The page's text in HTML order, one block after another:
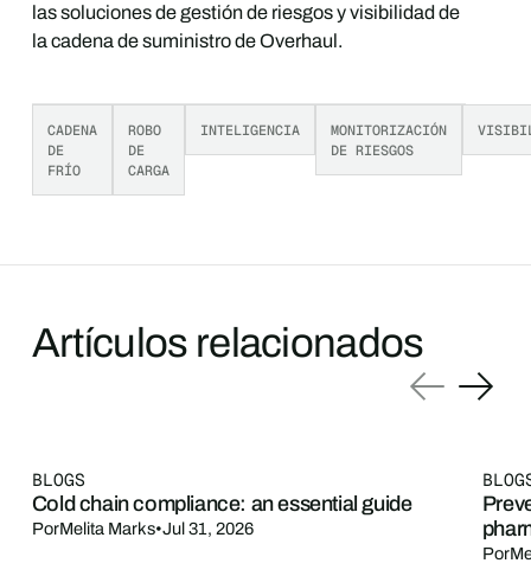
las soluciones de gestión de riesgos y visibilidad de
la cadena de suministro de Overhaul.
CADENA
DE
FRÍO
ROBO
DE
CARGA
INTELIGENCIA
MONITORIZACIÓN
DE RIESGOS
Artículos relacionados
BLOGS
Cold chain compliance: an essential guide
PorMelita Marks•Jul 31, 2026
Por